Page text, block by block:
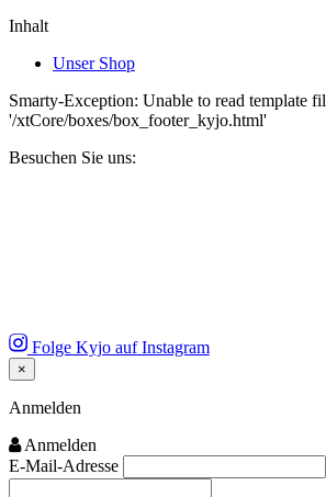
Inhalt
Unser Shop
Smarty-Exception: Unable to read template
'/xtCore/boxes/box_footer_kyjo.html'
Besuchen Sie uns:
Folge Kyjo auf Instagram
×
Close
Anmelden
Anmelden
E-Mail-Adresse